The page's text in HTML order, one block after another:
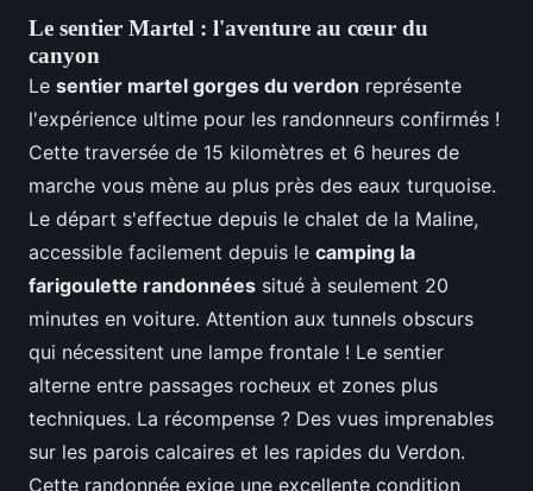
Le sentier Martel : l'aventure au cœur du
canyon
Le sentier martel gorges du verdon représente
l'expérience ultime pour les randonneurs confirmés !
Cette traversée de 15 kilomètres et 6 heures de
marche vous mène au plus près des eaux turquoise.
Le départ s'effectue depuis le chalet de la Maline,
accessible facilement depuis le camping la
farigoulette randonnées situé à seulement 20
minutes en voiture. Attention aux tunnels obscurs
qui nécessitent une lampe frontale ! Le sentier
alterne entre passages rocheux et zones plus
techniques. La récompense ? Des vues imprenables
sur les parois calcaires et les rapides du Verdon.
Cette randonnée exige une excellente condition